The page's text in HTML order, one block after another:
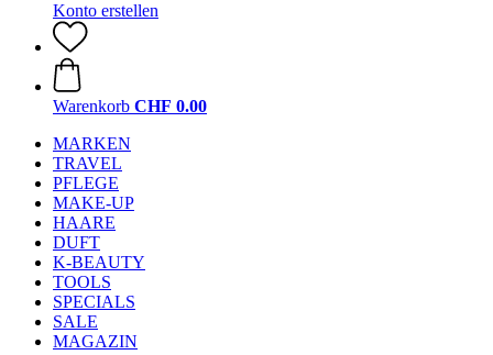
Konto erstellen
Warenkorb CHF 0.00
MARKEN
TRAVEL
PFLEGE
MAKE-UP
HAARE
DUFT
K-BEAUTY
TOOLS
SPECIALS
SALE
MAGAZIN